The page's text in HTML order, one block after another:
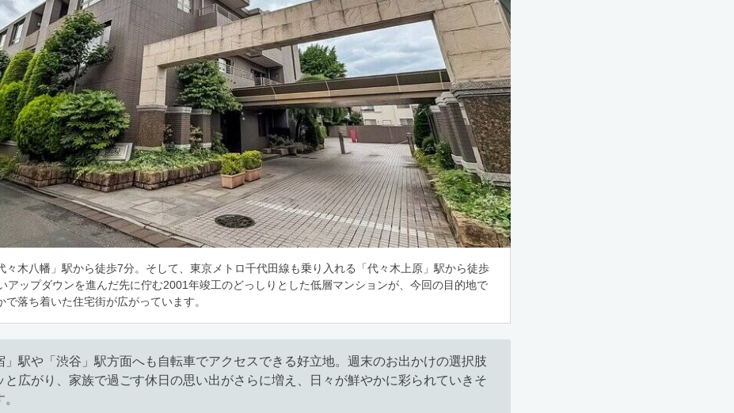
々木八幡」駅から徒歩7分。そして、東京メトロ千代田線も乗り入れる「代々木上原」駅から徒歩
アップダウンを進んだ先に佇む2001年竣工のどっしりとした低層マンションが、今回の目的地で
で落ち着いた住宅街が広がっています。
」駅や「渋谷」駅方面へも自転車でアクセスできる好立地。週末のお出かけの選択肢
と広がり、家族で過ごす休日の思い出がさらに増え、日々が鮮やかに彩られていきそ